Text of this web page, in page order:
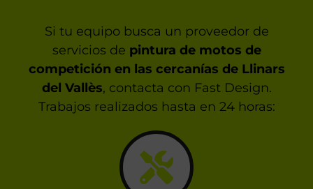
Si tu equipo busca un proveedor de
servicios de pintura de motos de
competición en las cercanías de Llinars
del Vallès, contacta con Fast Design.
Trabajos realizados hasta en 24 horas: